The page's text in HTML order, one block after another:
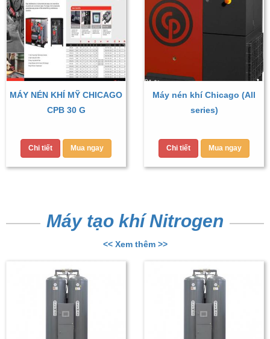
MÁY NÉN KHÍ MỸ CHICAGO
CPB 30 G
Chi tiết Mua ngay
Máy nén khí Chicago (All
series)
Chi tiết Mua ngay
Máy tạo khí Nitrogen
<< Xem thêm >>